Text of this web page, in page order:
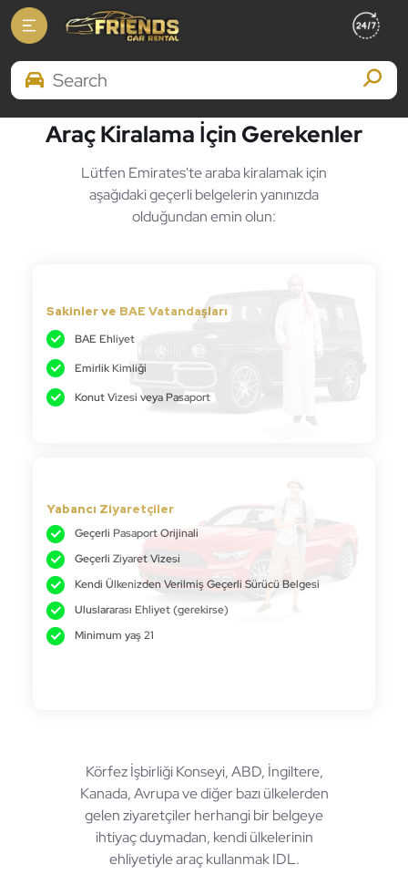
Search Brands
Home Documents Required
Araç Kiralama İçin Gerekenler
Lütfen Emirates'te araba kiralamak için
aşağıdaki geçerli belgelerin yanınızda
olduğundan emin olun:
Sakinler ve BAE Vatandaşları
BAE Ehliyet
Emirlik Kimliği
Konut Vizesi veya Pasaport
Yabancı Ziyaretçiler
Geçerli Pasaport Orijinali
Geçerli Ziyaret Vizesi
Kendi Ülkenizden Verilmiş Geçerli Sürücü Belgesi
Uluslararası Ehliyet (gerekirse)
Minimum yaş 21
Körfez İşbirliği Konseyi, ABD, İngiltere,
Kanada, Avrupa ve diğer bazı ülkelerden
gelen ziyaretçiler herhangi bir belgeye
ihtiyaç duymadan, kendi ülkelerinin
ehliyetiyle araç kullanmak IDL.